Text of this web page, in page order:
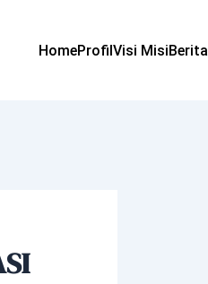
HomeProfilVisi MisiBerita